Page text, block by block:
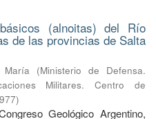
(alnoitas) del Río
de las provincias de Salta
(Ministerio de Defensa.
Militares. Centro de
)
Geológico Argentino,